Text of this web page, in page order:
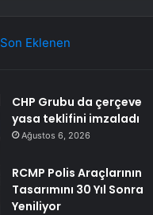
Son Eklenen
CHP Grubu da çerçeve
yasa teklifini imzaladı
Ağustos 6, 2026
RCMP Polis Araçlarının
Tasarımını 30 Yıl Sonra
Yeniliyor